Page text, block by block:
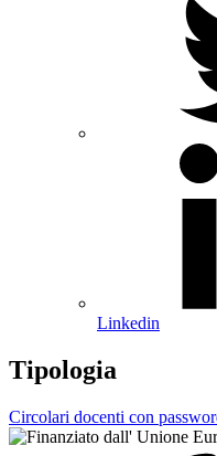
Linkedin
Tipologia
Circolari docenti con